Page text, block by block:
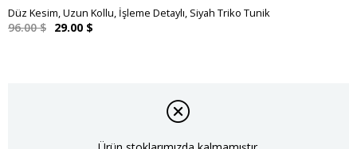
Düz Kesim, Uzun Kollu, İşleme Detaylı, Siyah Triko Tunik
96.00 $ 29.00 $